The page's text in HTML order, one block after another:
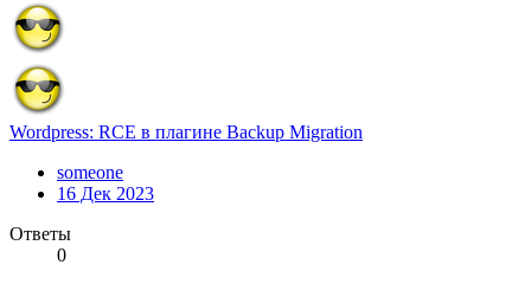
Wordpress: RCE в плагине Backup Migration
someone
16 Дек 2023
Ответы
0